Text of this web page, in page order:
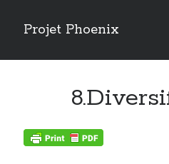
Projet Phoenix
Sidebar
RISQUE DE CHUTES DE PALMIERS
Risques phytosanitaires et logiques
RENDEZ VOUS AUX JARDINS 2024